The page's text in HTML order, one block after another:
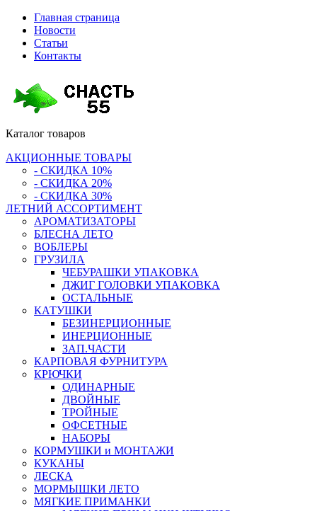
Главная страница
Новости
Статьи
Контакты
Каталог товаров
АКЦИОННЫЕ ТОВАРЫ
- СКИДКА 10%
- СКИДКА 20%
- СКИДКА 30%
ЛЕТНИЙ АССОРТИМЕНТ
АРОМАТИЗАТОРЫ
БЛЕСНА ЛЕТО
ВОБЛЕРЫ
ГРУЗИЛА
ЧЕБУРАШКИ УПАКОВКА
ДЖИГ ГОЛОВКИ УПАКОВКА
ОСТАЛЬНЫЕ
КАТУШКИ
БЕЗИНЕРЦИОННЫЕ
ИНЕРЦИОННЫЕ
ЗАП.ЧАСТИ
КАРПОВАЯ ФУРНИТУРА
КРЮЧКИ
ОДИНАРНЫЕ
ДВОЙНЫЕ
ТРОЙНЫЕ
ОФСЕТНЫЕ
НАБОРЫ
КОРМУШКИ и МОНТАЖИ
КУКАНЫ
ЛЕСКА
МОРМЫШКИ ЛЕТО
МЯГКИЕ ПРИМАНКИ